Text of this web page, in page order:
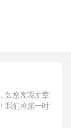
如您发现文章
我们将第一时